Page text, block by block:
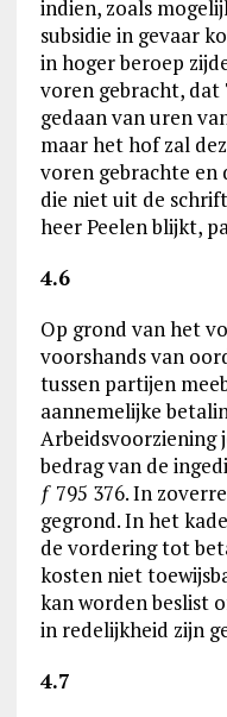
indien, zoals
subsidie in gevaar
in hoger beroep
voren gebracht, dat
gedaan van uren
maar het hof zal
voren gebrachte en
die niet uit de
heer Peelen blijkt,
4.6
Op grond van het
voorshands van
tussen partijen
aannemelijke
Arbeidsvoorziening
bedrag van de
ƒ 795 376. In
gegrond. In het
de vordering tot
kosten niet
kan worden beslist
in redelijkheid zijn
4.7